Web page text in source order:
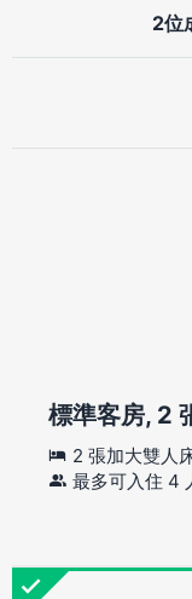
2位
標準客房, 2
2 張加大雙人
最多可入住 4